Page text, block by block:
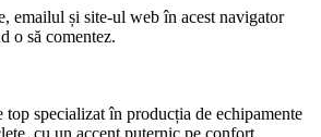
emailul și site-ul web în acest navigator
o să comentez.
specializat în producția de echipamente
cu un accent puternic pe confort,